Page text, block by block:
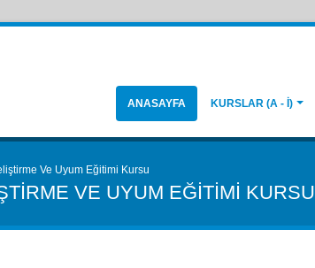
ANASAYFA KURSLAR (A - İ)
Ve Uyum Eğitimi Kursu
VE UYUM EĞITIMI KURSU